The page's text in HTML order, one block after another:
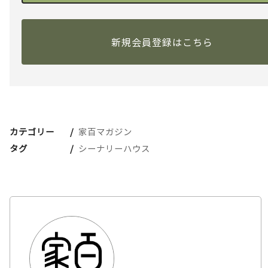
新規会員登録はこちら
カテゴリー
家百マガジン
タグ
シーナリーハウス